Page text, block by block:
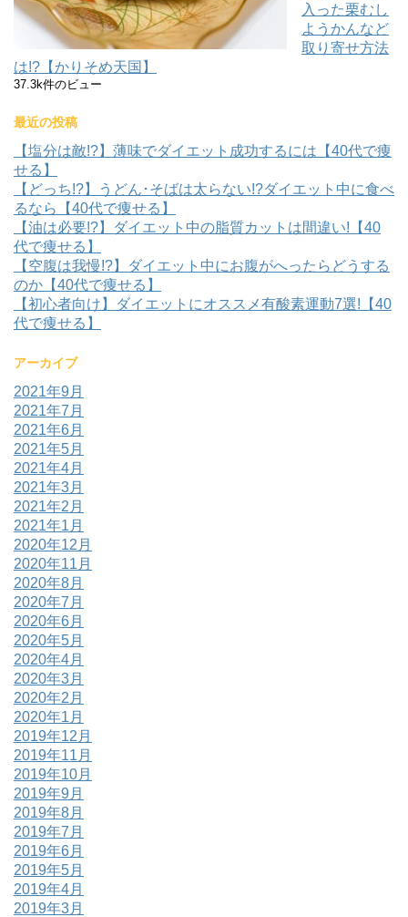
入った栗むし
ようかんなど
取り寄せ方法
は!?【かりそめ天国】
37.3k件のビュー
最近の投稿
【塩分は敵!?】薄味でダイエット成功するには【40代で痩
せる】
【どっち!?】うどん･そばは太らない!?ダイエット中に食べ
るなら【40代で痩せる】
【油は必要!?】ダイエット中の脂質カットは間違い!【40
代で痩せる】
【空腹は我慢!?】ダイエット中にお腹がへったらどうする
のか【40代で痩せる】
【初心者向け】ダイエットにオススメ有酸素運動7選!【40
代で痩せる】
アーカイブ
2021年9月
2021年7月
2021年6月
2021年5月
2021年4月
2021年3月
2021年2月
2021年1月
2020年12月
2020年11月
2020年8月
2020年7月
2020年6月
2020年5月
2020年4月
2020年3月
2020年2月
2020年1月
2019年12月
2019年11月
2019年10月
2019年9月
2019年8月
2019年7月
2019年6月
2019年5月
2019年4月
2019年3月